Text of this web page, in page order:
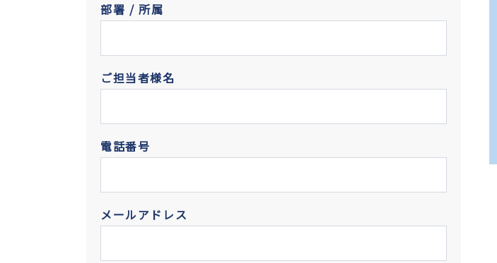
部署 / 所属
ご担当者様名
電話番号
メールアドレス